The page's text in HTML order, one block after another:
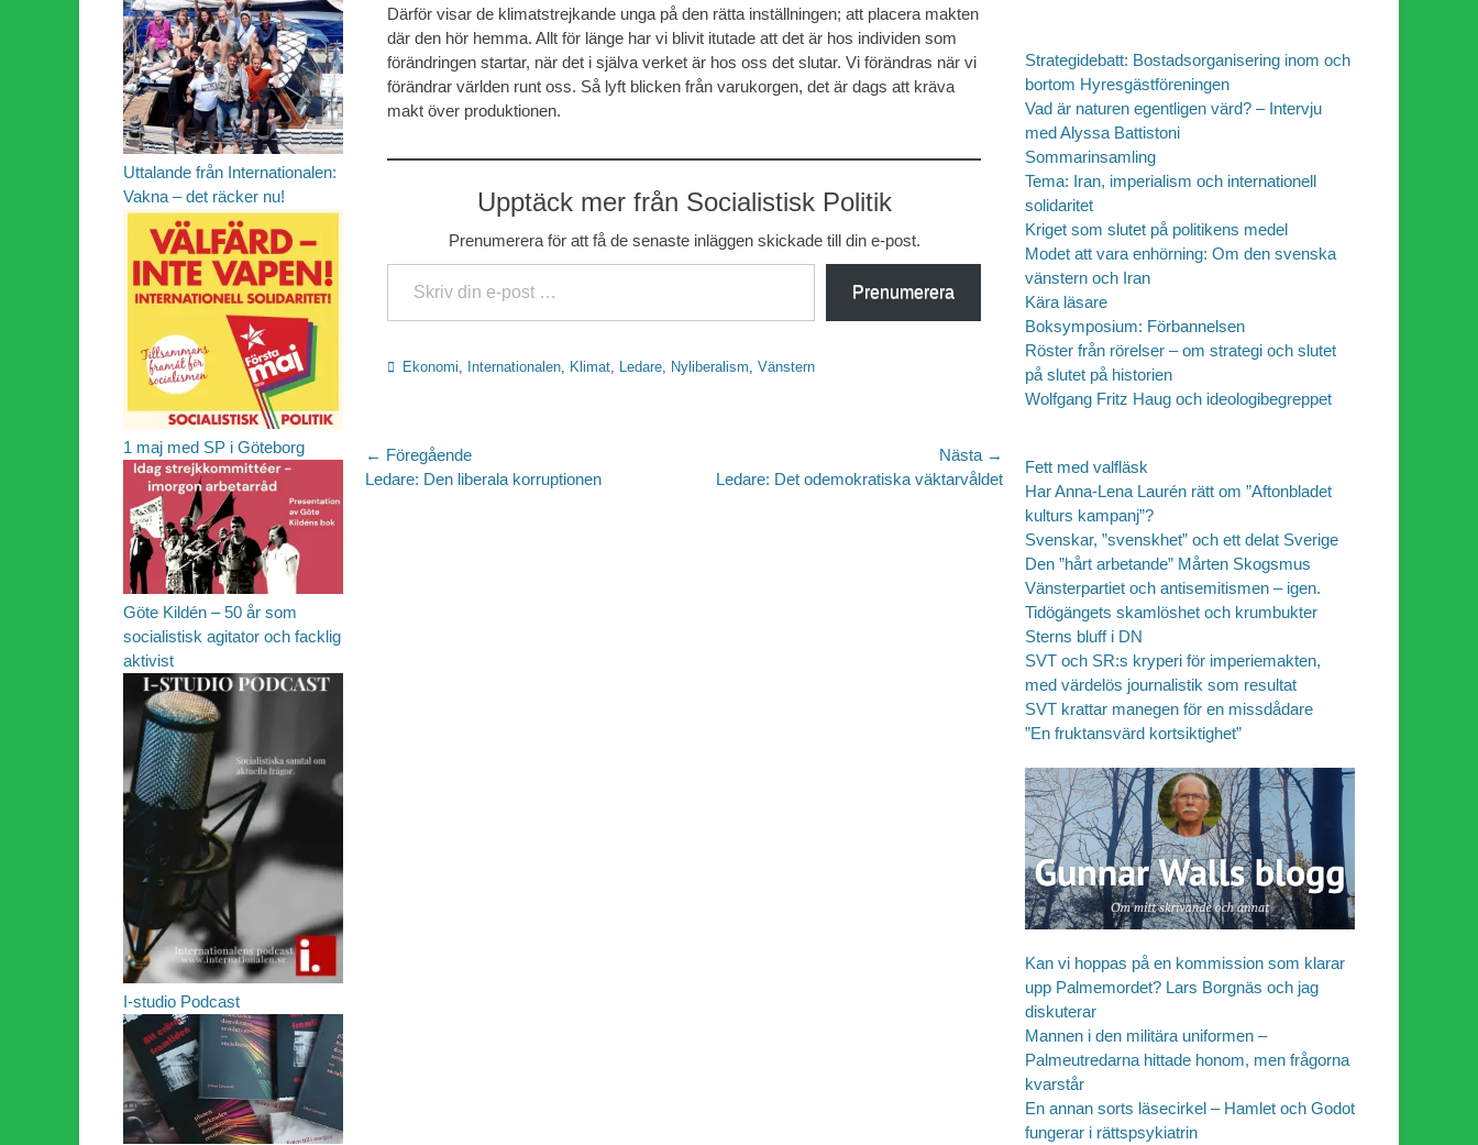
Därför visar de klimatstrejkande unga på den rätta inställningen; att placera makten
där den hör hemma. Allt för länge har vi blivit itutade att det är hos individen som
förändringen startar, när det i själva verket är hos oss det slutar. Vi förändras när vi
förändrar världen runt oss. Så lyft blicken från varukorgen, det är dags att kräva
makt över produktionen.
Upptäck mer från Socialistisk Politik
Prenumerera för att få de senaste inläggen skickade till din e-post.
Skriv din e-post …
Prenumerera
Kategorier
Ekonomi, Internationalen, Klimat, Ledare, Nyliberalism, Vänstern
Inläggsnavigering
← Föregående
Föregående
Ledare: Den liberala korruptionen
Nästa →
NästaLedare: Det odemokratiska väktarvåldet
Strategidebatt: Bostadsorganisering inom och
bortom Hyresgästföreningen
Vad är naturen egentligen värd? – Intervju
med Alyssa Battistoni
Sommarinsamling
Tema: Iran, imperialism och internationell
solidaritet
Kriget som slutet på politikens medel
Modet att vara enhörning: Om den svenska
vänstern och Iran
Kära läsare
Boksymposium: Förbannelsen
Röster från rörelser – om strategi och slutet
på slutet på historien
Wolfgang Fritz Haug och ideologibegreppet
Fett med valfläsk
Har Anna-Lena Laurén rätt om ”Aftonbladet
kulturs kampanj”?
Svenskar, ”svenskhet” och ett delat Sverige
Den ”hårt arbetande” Mårten Skogsmus
Vänsterpartiet och antisemitismen – igen.
Tidögängets skamlöshet och krumbukter
Sterns bluff i DN
SVT och SR:s kryperi för imperiemakten,
med värdelös journalistik som resultat
SVT krattar manegen för en missdådare
”En fruktansvärd kortsiktighet”
Kan vi hoppas på en kommission som klarar
upp Palmemordet? Lars Borgnäs och jag
diskuterar
Mannen i den militära uniformen –
Palmeutredarna hittade honom, men frågorna
kvarstår
En annan sorts läsecirkel – Hamlet och Godot
fungerar i rättspsykiatrin
Uttalande från Internationalen:
Vakna – det räcker nu!
1 maj med SP i Göteborg
Göte Kildén – 50 år som
socialistisk agitator och facklig
aktivist
I-studio Podcast